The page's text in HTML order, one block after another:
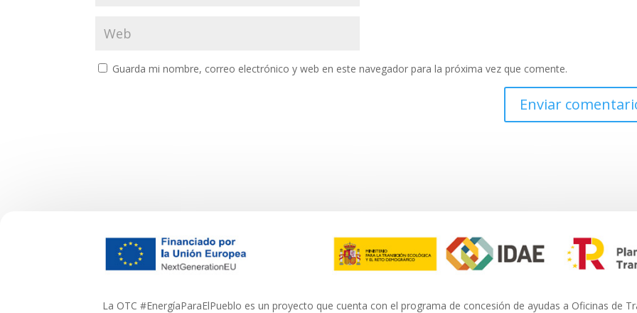
Guarda mi nombre, correo electrónico y web en este navegador para la próxima vez que comente.
La OTC #EnergíaParaElPueblo es un proyecto que cuenta con el programa de concesión de ayudas a Oficinas de